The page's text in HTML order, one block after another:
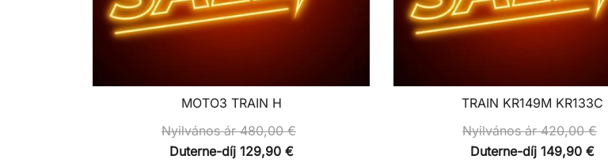
MOTO3 TRAIN H
Nyilvános ár480,00€
Duterne-díj 129,90 €
TRAIN KR149M KR133C
Nyilvános ár420,00€
Duterne-díj 149,90 €